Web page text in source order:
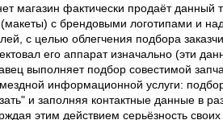
магазин фактически продаёт данный
с брендовыми логотипами и
с целью облегчения подбора
его аппарат изначально (эти
выполняет подбор совестимой
информационной услуги:
и заполняя контактные данные в
этим действием серьёзность